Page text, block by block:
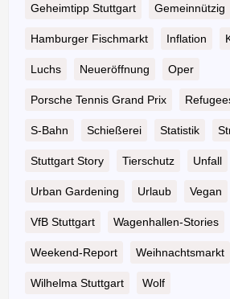
Geheimtipp Stuttgart Gemeinnützig
Hamburger Fischmarkt Inflation
Luchs Neueröffnung Oper
Porsche Tennis Grand Prix
S-Bahn Schießerei Statistik
Stuttgart Story Tierschutz Unfall
Urban Gardening Urlaub Vegan
VfB Stuttgart Wagenhallen-Stories
Weekend-Report Weihnachtsmarkt
Wilhelma Stuttgart Wolf